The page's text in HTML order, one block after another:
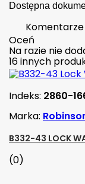
Dostępna
Oceń
Na razie nie
16 innych
Indeks: 2860-
Marka:
B332-43 LOCK
(0)